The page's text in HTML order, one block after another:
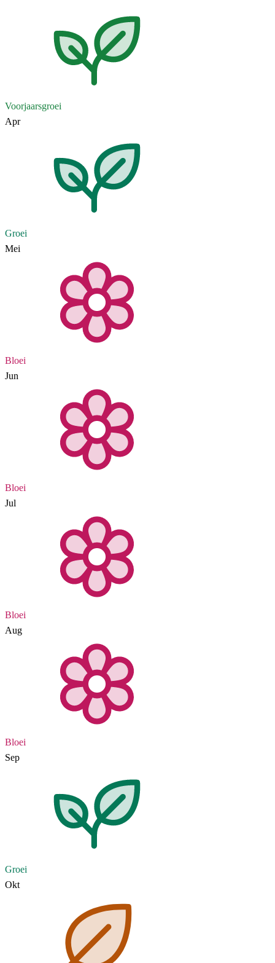
Voorjaarsgroei
Apr
Groei
Mei
Bloei
Jun
Bloei
Jul
Bloei
Aug
Bloei
Sep
Groei
Okt